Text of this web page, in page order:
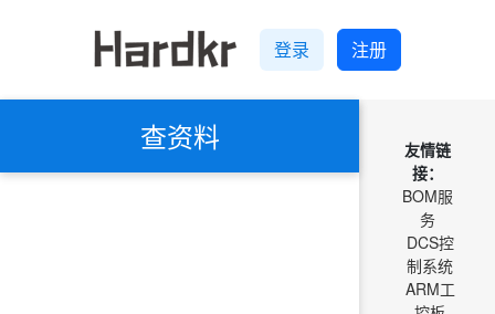
登录 注册
查资料
友情链
接：
BOM服
务
DCS控
制系统
ARM工